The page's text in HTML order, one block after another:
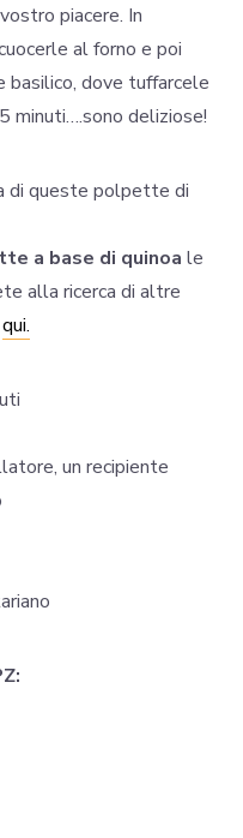
piacere. In
al forno e poi
basilico, dove tuffarcele
minuti….sono deliziose!
di queste polpette di
a base di quinoa le
alla ricerca di altre
qui.
un recipiente